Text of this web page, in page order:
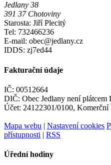
Jedlany 38
391 37 Chotoviny
Starosta: Jiří Plecitý
Tel: 732466236
E-mail: obec@jedlany.cz
IDDS: zj7ed44
Fakturační údaje
IČ: 00512664
DIČ: Obec Jedlany není plátcem
Účet: 24122301/0100, Komerční
Mapa webu | Nastavení cookies
přístupnosti | RSS
Úřední hodiny